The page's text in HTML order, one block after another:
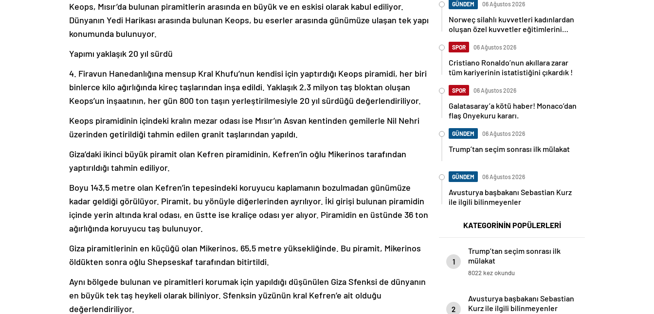
Keops, Mısır’da bulunan piramitlerin arasında en büyük ve en eskisi olarak kabul ediliyor.
Dünyanın Yedi Harikası arasında bulunan Keops, bu eserler arasında günümüze ulaşan tek yapı
konumunda bulunuyor.
Yapımı yaklaşık 20 yıl sürdü
4. Firavun Hanedanlığına mensup Kral Khufu’nun kendisi için yaptırdığı Keops piramidi, her biri
binlerce kilo ağırlığında kireç taşlarından inşa edildi. Yaklaşık 2,3 milyon taş bloktan oluşan
Keops’un inşaatının, her gün 800 ton taşın yerleştirilmesiyle 20 yıl sürdüğü değerlendiriliyor.
Keops piramidinin içindeki kralın mezar odası ise Mısır’ın Asvan kentinden gemilerle Nil Nehri
üzerinden getirildiği tahmin edilen granit taşlarından yapıldı.
Giza’daki ikinci büyük piramit olan Kefren piramidinin, Kefren’in oğlu Mikerinos tarafından
yaptırıldığı tahmin ediliyor.
Boyu 143,5 metre olan Kefren’in tepesindeki koruyucu kaplamanın bozulmadan günümüze
kadar geldiği görülüyor. Piramit, bu yönüyle diğerlerinden ayrılıyor. İki girişi bulunan piramidin
içinde yerin altında kral odası, en üstte ise kraliçe odası yer alıyor. Piramidin en üstünde 36 ton
ağırlığında koruyucu taş bulunuyor.
Giza piramitlerinin en küçüğü olan Mikerinos, 65,5 metre yüksekliğinde. Bu piramit, Mikerinos
öldükten sonra oğlu Shepseskaf tarafından bitirtildi.
Aynı bölgede bulunan ve piramitleri korumak için yapıldığı düşünülen Giza Sfenksi de dünyanın
en büyük tek taş heykeli olarak biliniyor. Sfenksin yüzünün kral Kefren’e ait olduğu
değerlendiriliyor.
GÜNDEM 06 Ağustos 2026
Norweç silahlı kuvvetleri kadınlardan
oluşan özel kuvvetler eğitimlerini
SPOR 06 Ağustos 2026
Cristiano Ronaldo’nun akıllara zarar
tüm kariyerinin istatistiğini çıkardık !
SPOR 06 Ağustos 2026
Galatasaray’a kötü haber! Monaco’dan
flaş Onyekuru kararı.
GÜNDEM 06 Ağustos 2026
Trump’tan seçim sonrası ilk mülakat
GÜNDEM 06 Ağustos 2026
Avusturya başbakanı Sebastian Kurz
ile ilgili bilinmeyenler
KATEGORİNİN POPÜLERLERİ
1
Trump’tan seçim sonrası ilk
mülakat
8022 kez okundu
2
Avusturya başbakanı Sebastian
Kurz ile ilgili bilinmeyenler